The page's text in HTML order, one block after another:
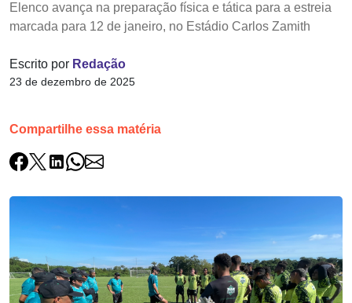
Elenco avança na preparação física e tática para a estreia
marcada para 12 de janeiro, no Estádio Carlos Zamith
Escrito por Redação
23 de dezembro de 2025
Compartilhe essa matéria